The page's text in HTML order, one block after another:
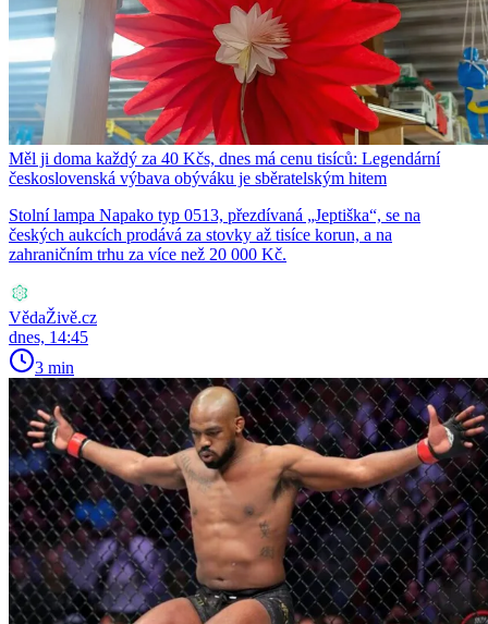
Měl ji doma každý za 40 Kčs, dnes má cenu tisíců: Legendární
československá výbava obýváku je sběratelským hitem
Stolní lampa Napako typ 0513, přezdívaná „Jeptiška“, se na
českých aukcích prodává za stovky až tisíce korun, a na
zahraničním trhu za více než 20 000 Kč.
VědaŽivě.cz
dnes, 14:45
3 min